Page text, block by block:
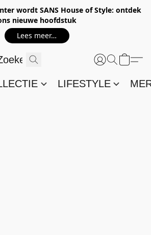
wordt SANS House of Style: ontdek
nieuwe hoofdstuk
Lees meer…
LIFESTYLE